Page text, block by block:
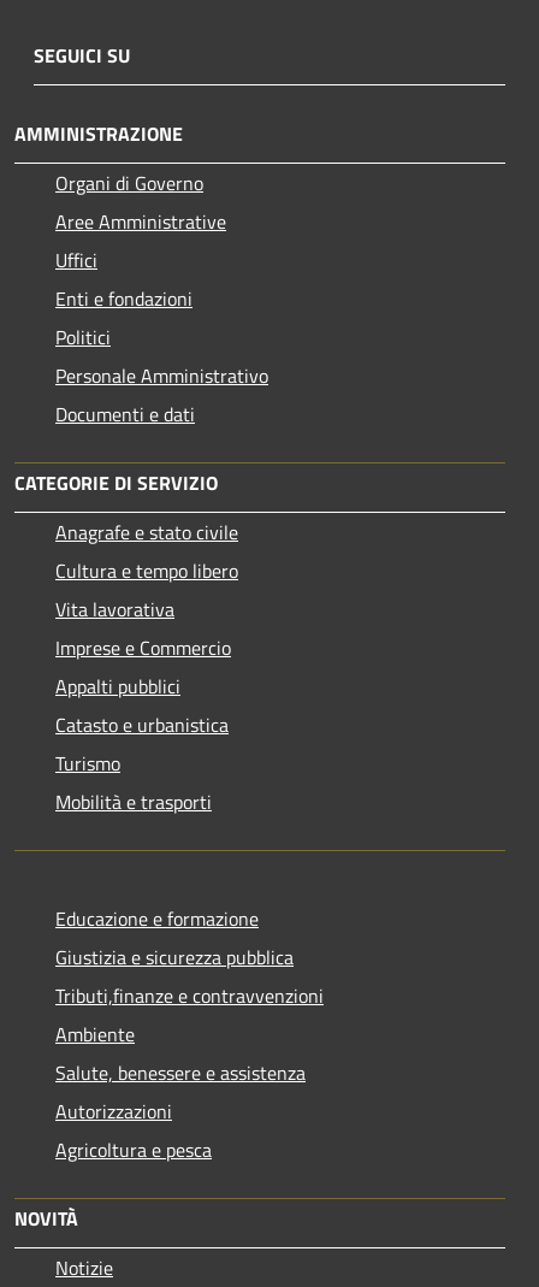
SEGUICI SU
AMMINISTRAZIONE
Organi di Governo
Aree Amministrative
Uffici
Enti e fondazioni
Politici
Personale Amministrativo
Documenti e dati
CATEGORIE DI SERVIZIO
Anagrafe e stato civile
Cultura e tempo libero
Vita lavorativa
Imprese e Commercio
Appalti pubblici
Catasto e urbanistica
Turismo
Mobilità e trasporti
Educazione e formazione
Giustizia e sicurezza pubblica
Tributi,finanze e contravvenzioni
Ambiente
Salute, benessere e assistenza
Autorizzazioni
Agricoltura e pesca
NOVITÀ
Notizie